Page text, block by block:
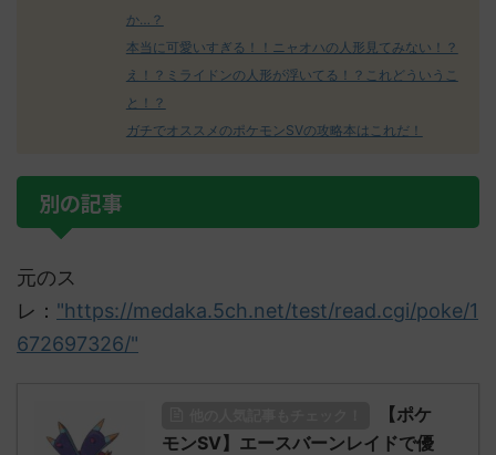
か…？
本当に可愛いすぎる！！ニャオハの人形見てみない！？
え！？ミライドンの人形が浮いてる！？これどういうこ
と！？
ガチでオススメのポケモンSVの攻略本はこれだ！
別の記事
元のス
レ： "https://medaka.5ch.net/test/read.cgi/poke/1
672697326/"
【ポケ
モンSV】エースバーンレイドで優